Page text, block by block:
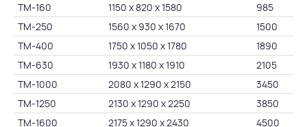
ТМ-160
1150 х 820 х 1580
985
ТМ-250
1560 х 930 х 1670
1500
ТМ-400
1750 х 1050 х 1780
1890
ТМ-630
1930 х 1180 х 1910
2105
ТМ-1000
2080 х 1290 х 2150
3450
ТМ-1250
2130 х 1290 х 2250
3850
ТМ-1600
2175 х 1290 х 2430 4500